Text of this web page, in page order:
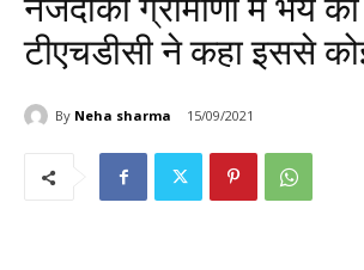
नजदीकीे ग्रामीणों में भय का
टीएचडीसी ने कहा इससे
By Neha sharma 15/09/2021